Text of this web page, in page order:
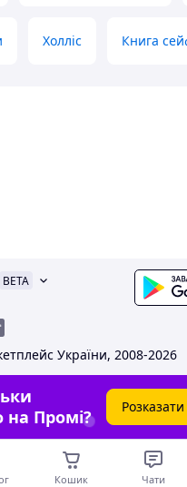
Холліс Книга
BETA
України, 2008-2026
на Промі?
Розказати
Кошик Чати